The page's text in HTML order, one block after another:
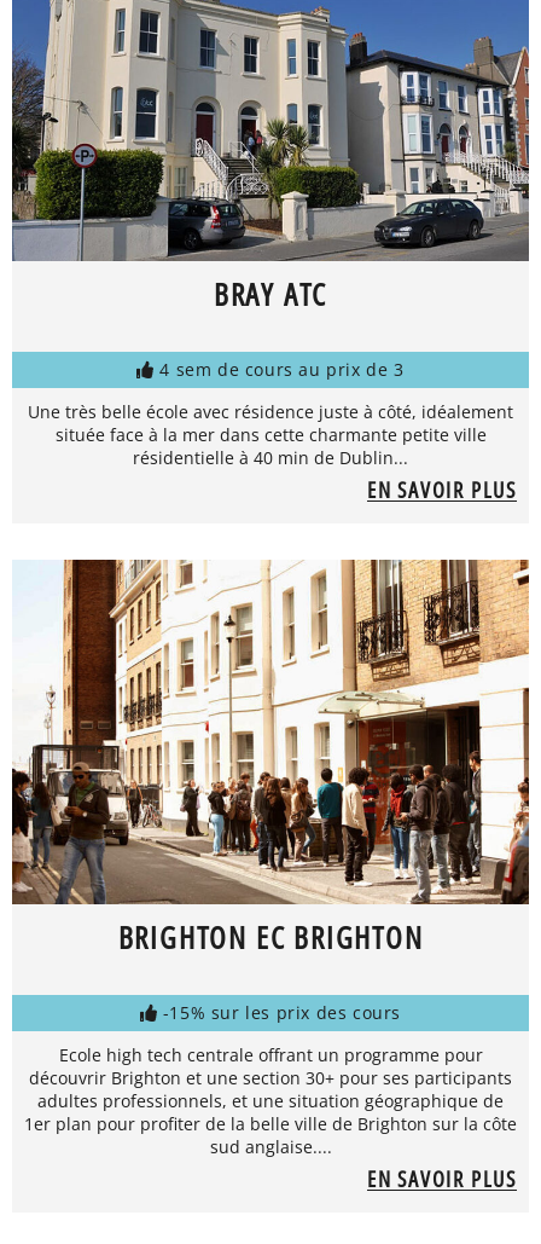
BRAY ATC
4 sem de cours au prix de 3
Une très belle école avec résidence juste à côté, idéalement
située face à la mer dans cette charmante petite ville
résidentielle à 40 min de Dublin...
EN SAVOIR PLUS
BRIGHTON EC BRIGHTON
-15% sur les prix des cours
Ecole high tech centrale offrant un programme pour
découvrir Brighton et une section 30+ pour ses participants
adultes professionnels, et une situation géographique de
1er plan pour profiter de la belle ville de Brighton sur la côte
sud anglaise....
EN SAVOIR PLUS